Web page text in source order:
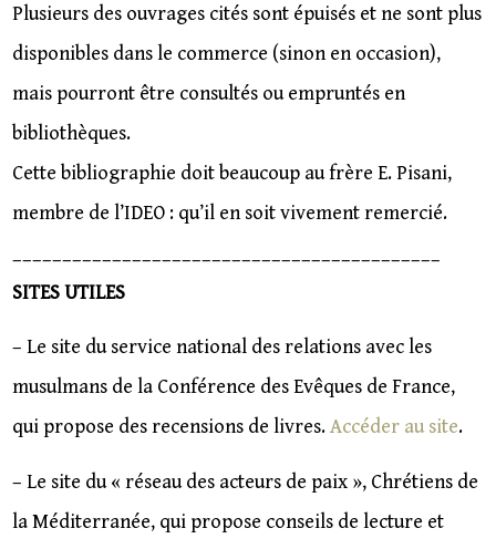
Plusieurs des ouvrages cités sont épuisés et ne sont plus
disponibles dans le commerce (sinon en occasion),
mais pourront être consultés ou empruntés en
bibliothèques.
Cette bibliographie doit beaucoup au frère E. Pisani,
membre de l’IDEO : qu’il en soit vivement remercié.
SITES UTILES
– Le site du service national des relations avec les
musulmans de la Conférence des Evêques de France,
qui propose des recensions de livres.Accéder au site.
– Le site du « réseau des acteurs de paix », Chrétiens de
la Méditerranée, qui propose conseils de lecture et